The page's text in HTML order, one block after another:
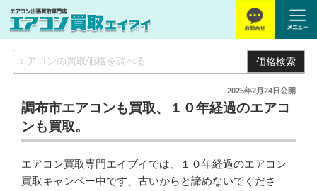
価格検索
2025年2月24日公開
調布市エアコンも買取、１０年経過のエアコ
ンも買取。
エアコン買取専門エイブイでは、１０年経過のエアコン
買取キャンペー中です、古いからと諦めないでくださ